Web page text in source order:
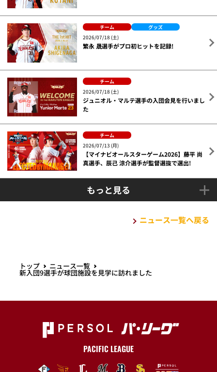
チーム
グッズ
2026/07/18 (土)
繁永 晟選手がプロ初ヒットを記録!
チーム
2026/07/18 (土)
ジュニオル・マルテ選手の入団会見を行いまし
た
チーム
2026/07/13 (月)
【マイナビオールスターゲーム2026】藤平 尚
真選手、辰己 涼介選手が監督選抜で選出!
もっと見る
ニュース一覧へ戻る
トップ ニュース一覧
新入団9選手が球団施設を見学に訪れました
PACIFIC LEAGUE